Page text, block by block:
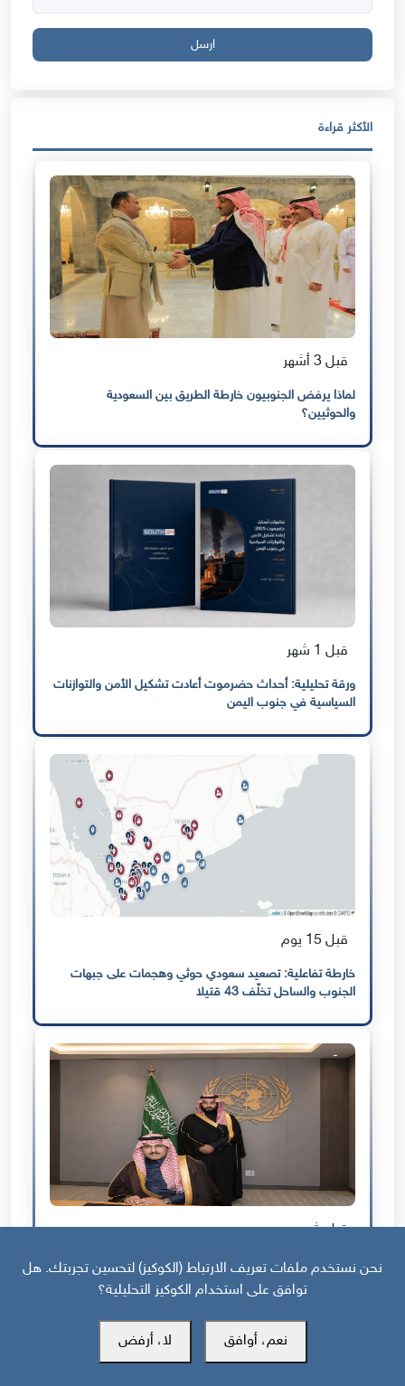
ارسل
الأكثر قراءة
قبل 3 أشهر
لماذا يرفض الجنوبيون خارطة الطريق بين السعودية
والحوثيين؟
قبل 1 شهر
ورقة تحليلية: أحداث حضرموت أعادت تشكيل الأمن والتوازنات
السياسية في جنوب اليمن
قبل 15 يوم
خارطة تفاعلية: تصعيد سعودي حوثي وهجمات على جبهات
الجنوب والساحل تخلّف 43 قتيلا
قبل شهرين
السعودية والجنوب: وصاية بلا خدمات
نحن نستخدم ملفات تعريف الارتباط (الكوكيز) لتحسين تجربتك. هل
توافق على استخدام الكوكيز التحليلية؟
نعم، أوافق لا، أرفض